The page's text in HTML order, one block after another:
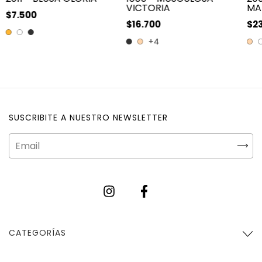
$7.500
VICTORIA
$16.700
+4
SUSCRIBITE A NUESTRO NEWSLETTER
CATEGORÍAS